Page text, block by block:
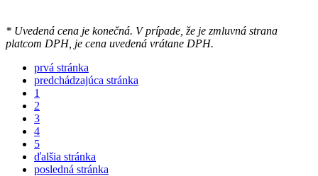
* Uvedená cena je konečná. V prípade, že je zmluvná strana
platcom DPH, je cena uvedená vrátane DPH.
prvá stránka
predchádzajúca stránka
1
2
3
4
5
ďalšia stránka
posledná stránka